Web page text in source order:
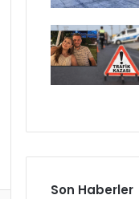
Son Haberler